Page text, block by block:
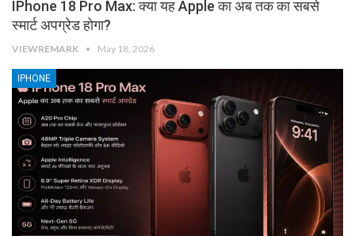
IPhone 18 Pro Max: क्या यह Apple का अब तक का सबसे
स्मार्ट अपग्रेड होगा?
VIEWREMARK May 18, 2026
IPHONE